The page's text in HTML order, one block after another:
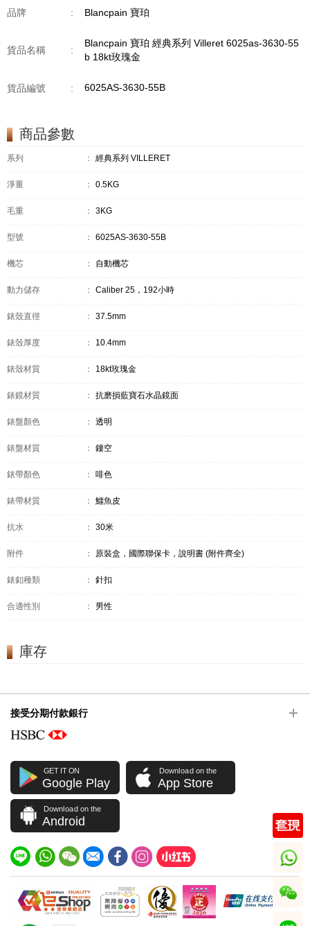
品牌 : Blancpain 寶珀
貨品名稱 :
Blancpain 寶珀 經典系列 Villeret 6025as-3630-55
b 18kt玫瑰金
貨品編號 : 6025AS-3630-55B
商品參數
系列 ： 經典系列 VILLERET
淨重 ： 0.5KG
毛重 ： 3KG
型號 ： 6025AS-3630-55B
機芯 ： 自動機芯
動力儲存 ： Caliber 25，192小時
錶殼直徑 ： 37.5mm
錶殼厚度 ： 10.4mm
錶殼材質 ： 18kt玫瑰金
錶鏡材質 ： 抗磨損藍寶石水晶鏡面
錶盤顏色 ： 透明
錶盤材質 ： 鏤空
錶帶顏色 ： 啡色
錶帶材質 ： 鱷魚皮
抗水 ： 30米
附件 ： 原裝盒，國際聯保卡，說明書 (附件齊全)
錶釦種類 ： 針扣
合適性別 ： 男性
庫存
接受分期付款銀行
GET IT ON
Google Play
Download on the
App Store
Download on the
Android
whatsapp